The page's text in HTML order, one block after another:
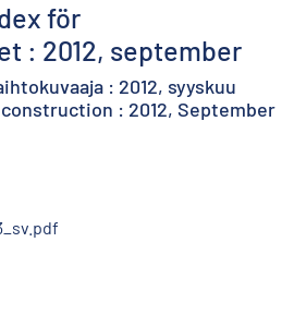
för
: 2012, september
: 2012, syyskuu
: 2012, September